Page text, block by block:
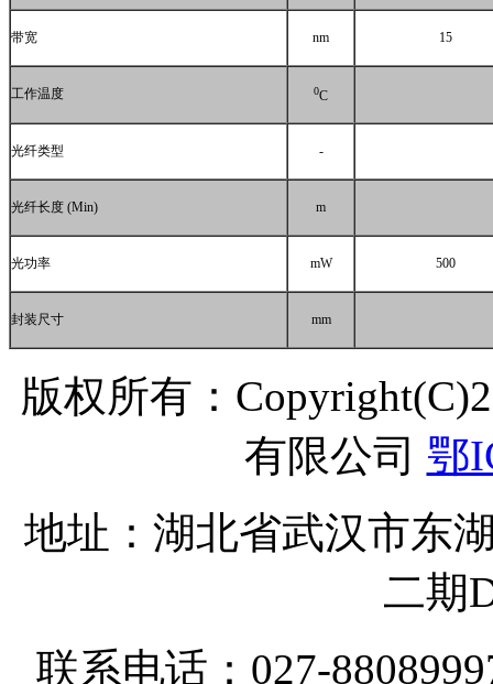
带宽 nm 15
工作温度 0C
光纤类型 -
光纤长度 (Min) m
光功率 mW 500
封装尺寸 mm
版权所有：
有限公司 鄂
地址：湖北省武汉市东
二期
联系电话：027-